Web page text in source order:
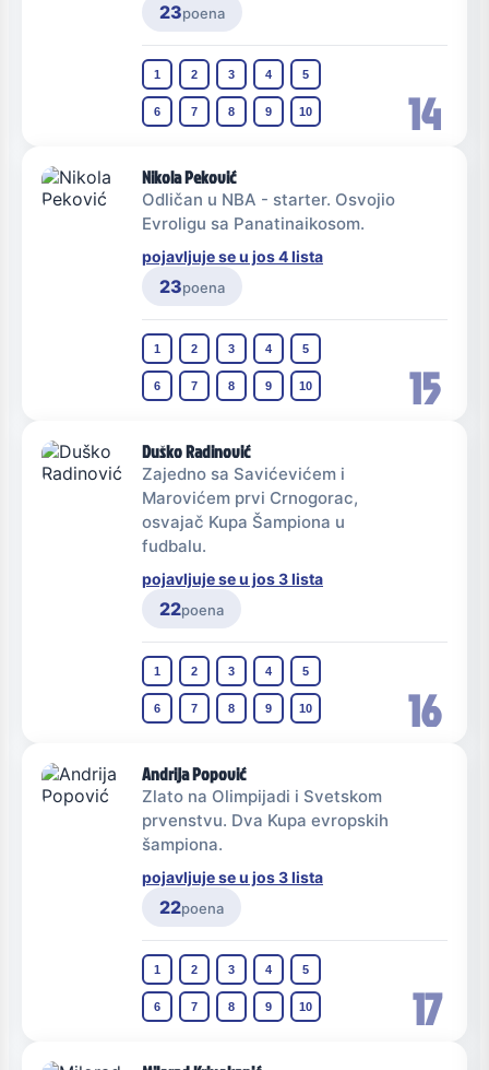
14
23poena
1 2 3 4 5
6 7 8 9 10
15
Nikola Peković
Odličan u NBA - starter. Osvojio
Evroligu sa Panatinaikosom.
pojavljuje se u jos 4 lista
23poena
1 2 3 4 5
6 7 8 9 10
16
Duško Radinović
Zajedno sa Savićevićem i
Marovićem prvi Crnogorac,
osvajač Kupa Šampiona u
fudbalu.
pojavljuje se u jos 3 lista
22poena
1 2 3 4 5
6 7 8 9 10
17
Andrija Popović
Zlato na Olimpijadi i Svetskom
prvenstvu. Dva Kupa evropskih
šampiona.
pojavljuje se u jos 3 lista
22poena
1 2 3 4 5
6 7 8 9 10